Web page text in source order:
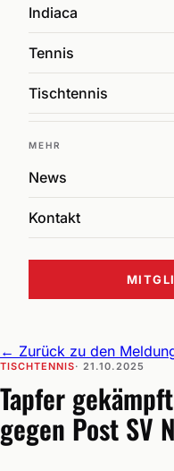
Indiaca
Tennis
Tischtennis
MEHR
News
Kontakt
← Zurück zu den
TISCHTENNIS· 21.10.2025
Tapfer
gegen Post SV